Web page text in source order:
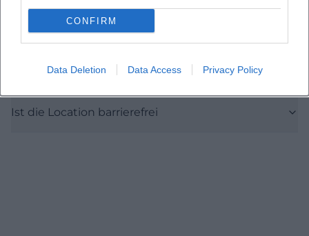
CONFIRM
Data Deletion Data Access Privacy Policy
Wann ist Einlass
Ist die Location barrierefrei